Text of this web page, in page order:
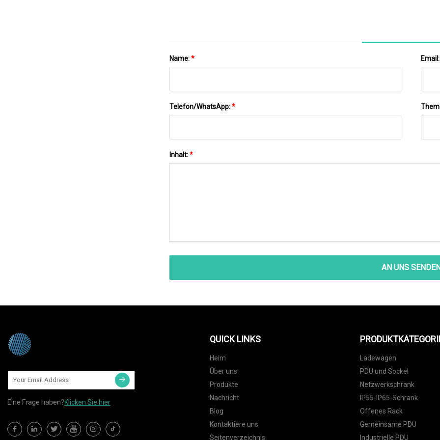
Name:* Email:
Telefon/WhatsApp:*
Inhalt:*
AN UNS
Eine Frage haben?Klicken Sie hier
QUICK LINKS
Heim
Über uns
Produkte
Nachricht
Blog
Kontaktiere uns
Seitenverzeichnis
Ladewagen
PDU und Sockel
Netzwerkschrank
IP55-IP65-Schrank
Offenes Rack
Gemeinsame PDU
Industrielle PDU